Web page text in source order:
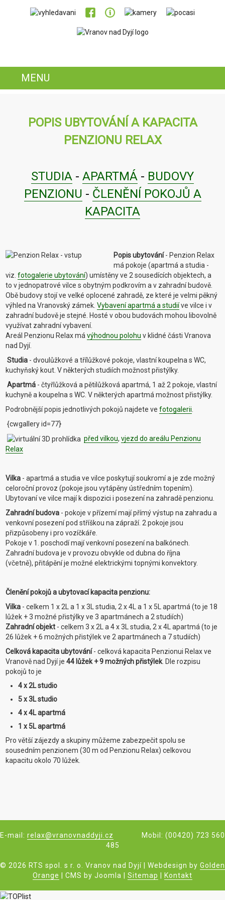
MENU
POPIS UBYTOVÁNÍ A KAPACITA
PENZIONU RELAX
STUDIA - APARTMÁ - BUDOVY
PENZIONU - ČLENĚNÍ POKOJŮ A
KAPACITA
Popis ubytování- Penzion Relax
má pokoje (apartmá a studia -
viz.fotogalerie ubytování) umístěny ve 2 sousedících objektech, a
to v jednopatrové vilce s obytným podkrovím a v zahradní budově.
Obě budovy stojí ve velké oplocené zahradě, ze které je velmi pěkný
výhled na Vranovský zámek.Vybavení apartmá a studiíve vilce i v
zahradní budově je stejné. Hosté v obou budovách mohou libovolně
využívat zahradní vybavení.
Areál Penzionu Relax mávýhodnou polohu v klidné části Vranova
nad Dyjí.
Studia - dvoulůžkové a třílůžkové pokoje, vlastní koupelna s WC,
kuchyňský kout. V některých studiích možnost přistýlky.
Apartmá - čtyřlůžková a pětilůžková apartmá, 1 až 2 pokoje, vlastní
kuchyně a koupelna s WC. V některých apartmá možnost přistýlky.
Podrobnější popis jednotlivých pokojů najdete vefotogalerii
{cwgallery id=77}
před vilkou,vjezd do areálu Penzionu
Relax
Vilka - apartmá a studia ve vilce poskytují soukromí a je zde možný
celoroční provoz (pokoje jsou vytápěny ústředním topením).
Ubytovaní ve vilce mají k dispozici i posezení na zahradě penzionu.
Zahradní budova - pokoje v přízemí mají přímý výstup na zahradu a
venkovní posezení pod stříškou na zápraží. 2 pokoje jsou
přizpůsobeny i pro vozíčkáře.
Pokoje v 1. poschodí mají venkovní posezení na balkónech.
Zahradní budova je v provozu obvykle od dubna do října
(včetně), přitápění je možné elektrickými topnými konvektory.
Členění pokojů a ubytovací kapacita penzionu:
Vilka - celkem 1 x 2L a 1 x 3L studia, 2 x 4L a 1 x 5L apartmá (to je 18
lůžek + 3 možné přistýlky ve 3 apartmánech a 2 studiích)
Zahradní objekt - celkem 3 x 2L a 4 x 3L studia, 2 x 4L apartmá (to je
26 lůžek + 6 možných přistýlek ve 2 apartmánech a 7 studiích)
Celková kapacita ubytování- celková kapacita Penzionui Relax ve
Vranově nad Dyjí je44 lůžek + 9 možných přistýlek. Dle rozpisu
pokojů to je
4 x 2L studio
5 x 3L studio
4 x 4L apartmá
1 x 5L apartmá
Pro větší zájezdy a skupiny můžeme zabezpečit spolu se
sousedním penzionem (30 m od Penzionu Relax) celkovou
kapacitu okolo 70 lůžek.
E-mail: relax@vranovnaddyji.cz
Mobil: (00420) 723 560
485
© 2026 RTS spol. s r. o. Vranov nad Dyjí | Webdesign by Golden
Orange
| CMS by Joomla | Sitemap Kontakt